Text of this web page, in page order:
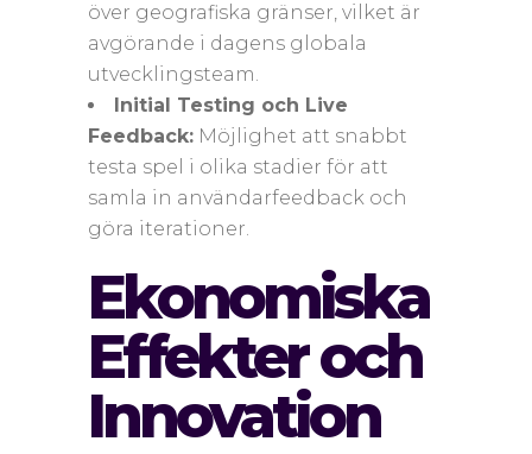
över geografiska gränser, vilket är
avgörande i dagens globala
utvecklingsteam.
Initial Testing och Live
Feedback: Möjlighet att snabbt
testa spel i olika stadier för att
samla in användarfeedback och
göra iterationer.
Ekonomiska
Effekter och
Innovation